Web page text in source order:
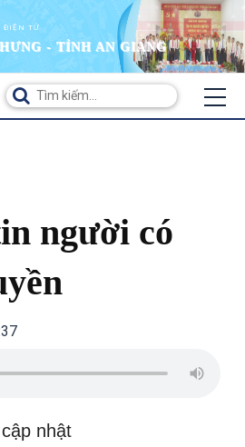
ĐIỆN TỬ
- TỈNH AN GIANG
người có
nhật